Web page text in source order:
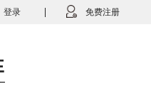
登录 免费注册